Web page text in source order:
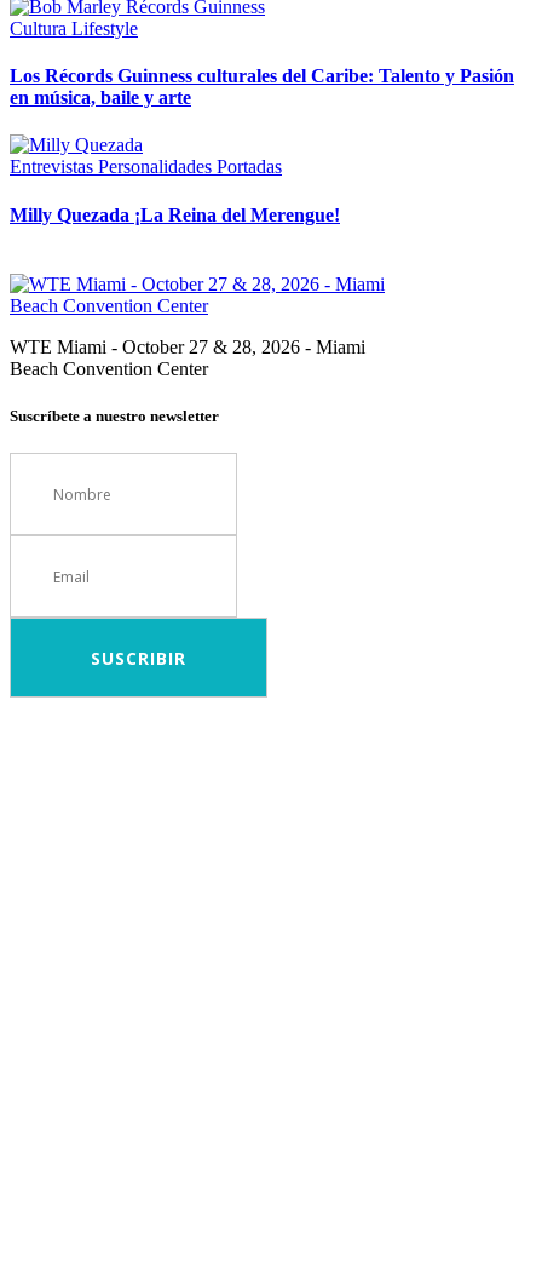
Cultura Lifestyle
Los Récords Guinness culturales del Caribe: Talento y Pasión
en música, baile y arte
Entrevistas Personalidades Portadas
Milly Quezada ¡La Reina del Merengue!
WTE Miami - October 27 & 28, 2026 - Miami
Beach Convention Center
Suscríbete a nuestro newsletter